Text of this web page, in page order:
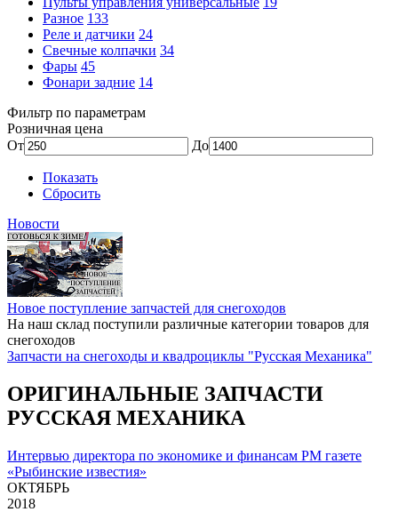
Разное 133
Реле и датчики 24
Свечные колпачки 34
Фары 45
Фонари задние 14
Фильтр по параметрам
Розничная цена
От
До
Показать
Сбросить
Новости
Новое поступление запчастей для снегоходов
На наш склад поступили различные категории товаров для
снегоходов
Запчасти на снегоходы и квадроциклы "Русская Механика"
ОРИГИНАЛЬНЫЕ ЗАПЧАСТИ
РУССКАЯ МЕХАНИКА
Интервью директора по экономике и финансам РМ газете
«Рыбинские известия»
ОКТЯБРЬ
2018